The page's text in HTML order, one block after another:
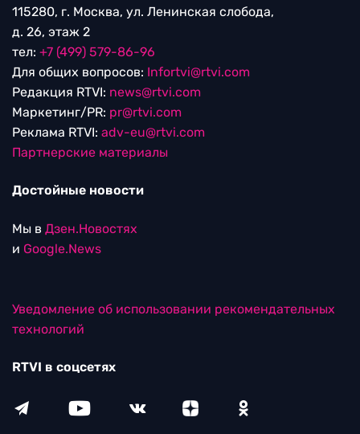
115280, г. Москва, ул. Ленинская слобода,
д. 26, этаж 2
тел: +7 (499) 579-86-96
Для общих вопросов: Infortvi@rtvi.com
Редакция RTVI: news@rtvi.com
Маркетинг/PR: pr@rtvi.com
Реклама RTVI: adv-eu@rtvi.com
Партнерские материалы
Достойные новости
Мы в Дзен.Новостях
и Google.News
Уведомление об использовании рекомендательных
технологий
RTVI в соцсетях